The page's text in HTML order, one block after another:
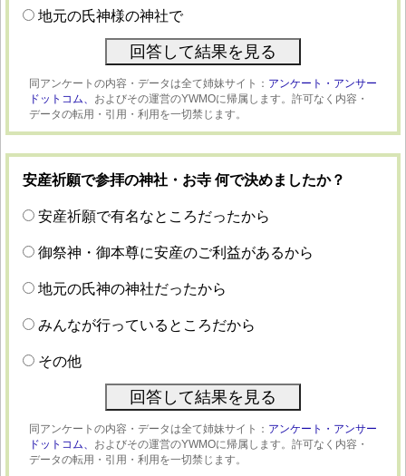
地元の氏神様の神社で
同アンケートの内容・データは全て姉妹サイト： アンケート・アンサー
ドットコム、 およびその運営のYWMOに帰属します。許可なく内容・
データの転用・引用・利用を一切禁じます。
安産祈願で参拝の神社・お寺 何で決めましたか？
安産祈願で有名なところだったから
御祭神・御本尊に安産のご利益があるから
地元の氏神の神社だったから
みんなが行っているところだから
その他
同アンケートの内容・データは全て姉妹サイト： アンケート・アンサー
ドットコム、 およびその運営のYWMOに帰属します。許可なく内容・
データの転用・引用・利用を一切禁じます。